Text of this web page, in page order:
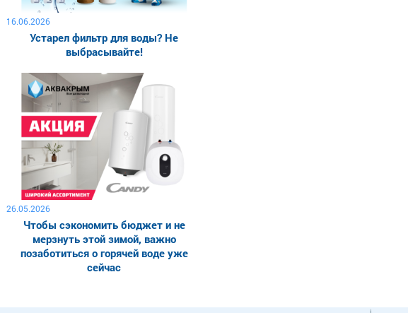
16.06.2026
Устарел фильтр для воды? Не
выбрасывайте!
26.05.2026
Чтобы сэкономить бюджет и не
мерзнуть этой зимой, важно
позаботиться о горячей воде уже
сейчас